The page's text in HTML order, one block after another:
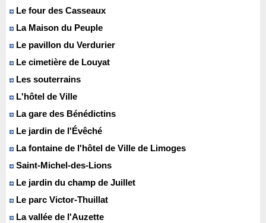
Le four des Casseaux
La Maison du Peuple
Le pavillon du Verdurier
Le cimetière de Louyat
Les souterrains
L'hôtel de Ville
La gare des Bénédictins
Le jardin de l'Évêché
La fontaine de l'hôtel de Ville de Limoges
Saint-Michel-des-Lions
Le jardin du champ de Juillet
Le parc Victor-Thuillat
La vallée de l'Auzette